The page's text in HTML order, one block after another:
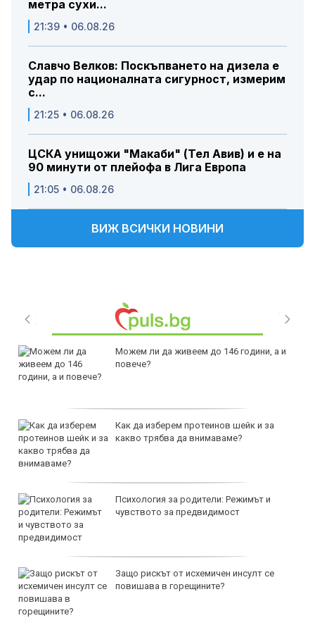
метра сухи...
21:39 • 06.08.26
Славчо Велков: Поскъпването на дизела е
удар по националната сигурност, измерим
с...
21:25 • 06.08.26
ЦСКА унищожи "Макаби" (Тел Авив) и е на
90 минути от плейофа в Лига Европа
21:05 • 06.08.26
ВИЖ ВСИЧКИ НОВИНИ
Можем ли да живеем до 146 години, а и
повече?
Как да изберем протеинов шейк и за
какво трябва да внимаваме?
Психология за родители: Режимът и
чувството за предвидимост
Защо рискът от исхемичен инсулт се
повишава в горещините?